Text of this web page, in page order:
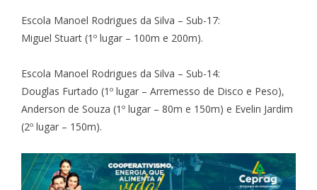
Escola Manoel Rodrigues da Silva – Sub-17:
Miguel Stuart (1º lugar – 100m e 200m).
Escola Manoel Rodrigues da Silva – Sub-14:
Douglas Furtado (1º lugar – Arremesso de Disco e Peso),
Anderson de Souza (1º lugar – 80m e 150m) e Evelin Jardim
(2º lugar – 150m).